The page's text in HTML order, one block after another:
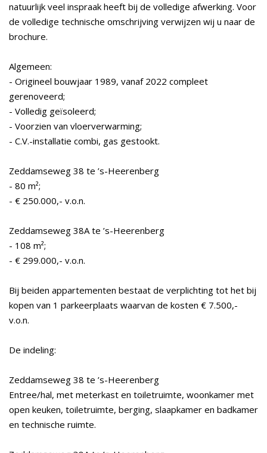
natuurlijk veel inspraak heeft bij de volledige afwerking. Voor
de volledige technische omschrijving verwijzen wij u naar de
brochure.
Algemeen:
- Origineel bouwjaar 1989, vanaf 2022 compleet
gerenoveerd;
- Volledig geïsoleerd;
- Voorzien van vloerverwarming;
- C.V.-installatie combi, gas gestookt.
Zeddamseweg 38 te ’s-Heerenberg
- 80 m²;
- € 250.000,- v.o.n.
Zeddamseweg 38A te ’s-Heerenberg
- 108 m²;
- € 299.000,- v.o.n.
Bij beiden appartementen bestaat de verplichting tot het bij
kopen van 1 parkeerplaats waarvan de kosten € 7.500,-
v.o.n.
De indeling:
Zeddamseweg 38 te ’s-Heerenberg
Entree/hal, met meterkast en toiletruimte, woonkamer met
open keuken, toiletruimte, berging, slaapkamer en badkamer
en technische ruimte.